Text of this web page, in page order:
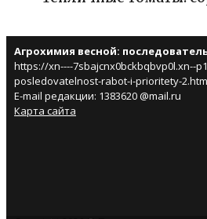
Агрохимия весной:
https://xn----7sbajcnx0bckbqbvp0l.xn--
posledovatelnost-rabot-i-prioritety-
E-mail редакции: 1383620 @mail.ru
Карта сайта